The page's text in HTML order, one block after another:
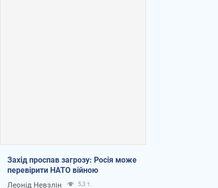
Захід проспав загрозу: Росія може
перевірити НАТО війною
Леонід Невзлін 5,3 т.